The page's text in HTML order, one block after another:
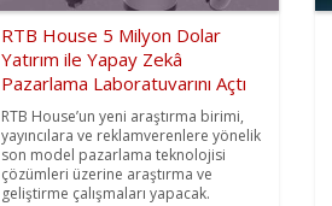
RTB House 5 Milyon Dolar
Yatırım ile Yapay Zekâ
Pazarlama Laboratuvarını Açtı
RTB House’un yeni araştırma birimi,
yayıncılara ve reklamverenlere yönelik
son model pazarlama teknolojisi
çözümleri üzerine araştırma ve
geliştirme çalışmaları yapacak.